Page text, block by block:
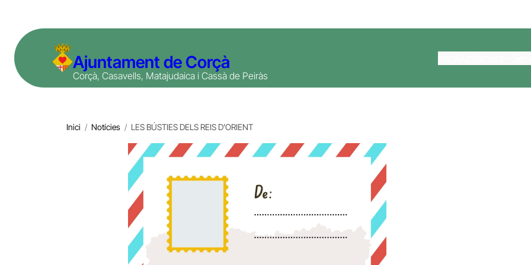
contingut
Ajuntament de Corçà
Corçà, Casavells, Matajudaica i Cassà de Peiràs
Inici / Notícies / LES BÚSTIES DELS REIS D’ORIENT